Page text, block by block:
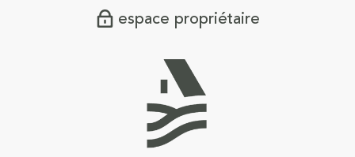
espace propriétaire